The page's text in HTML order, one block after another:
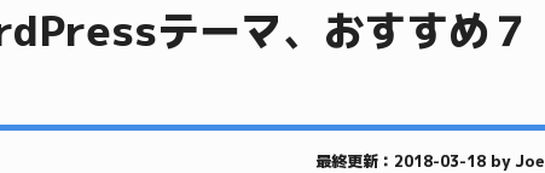
テーマ、おすすめ７
最終更新：2018-03-18 by Joe